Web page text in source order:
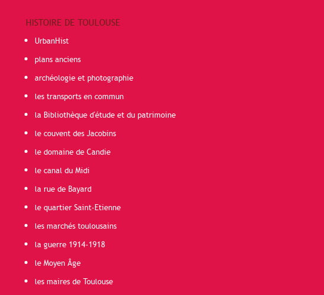
HISTOIRE DE TOULOUSE
UrbanHist
plans anciens
archéologie et photographie
les transports en commun
la Bibliothèque d'étude et du patrimoine
le couvent des Jacobins
le domaine de Candie
le canal du Midi
la rue de Bayard
le quartier Saint-Etienne
les marchés toulousains
la guerre 1914-1918
le Moyen Âge
les maires de Toulouse